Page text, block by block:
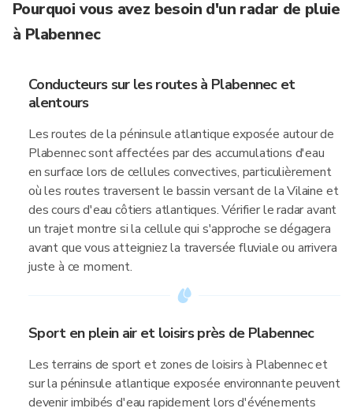
Pourquoi vous avez besoin d'un radar de pluie
à Plabennec
Conducteurs sur les routes à Plabennec et
alentours
Les routes de la péninsule atlantique exposée autour de
Plabennec sont affectées par des accumulations d'eau
en surface lors de cellules convectives, particulièrement
où les routes traversent le bassin versant de la Vilaine et
des cours d'eau côtiers atlantiques. Vérifier le radar avant
un trajet montre si la cellule qui s'approche se dégagera
avant que vous atteigniez la traversée fluviale ou arrivera
juste à ce moment.
Sport en plein air et loisirs près de Plabennec
Les terrains de sport et zones de loisirs à Plabennec et
sur la péninsule atlantique exposée environnante peuvent
devenir imbibés d'eau rapidement lors d'événements